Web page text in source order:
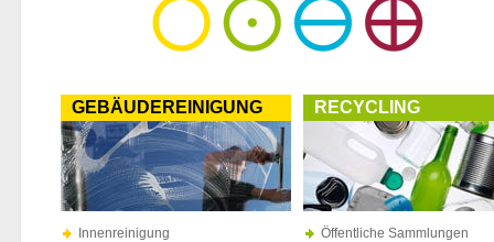
GEBÄUDEREINIGUNG
Innenreinigung
RECYCLING
Öffentliche Sammlungen